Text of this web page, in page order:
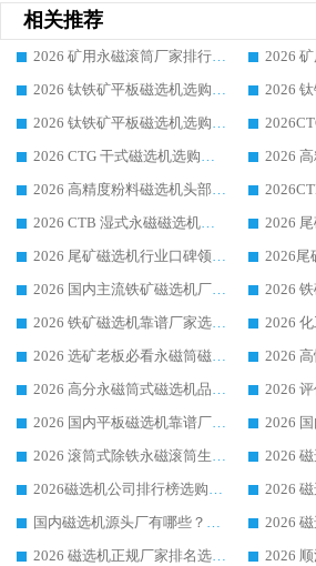
相关推荐
2026 矿用永磁滚筒厂家排行榜选购干货指南 行业口碑标杆华体会手机网页版-华体会(中国) 实力出众
2026 钛铁矿平板磁选机选购全攻略 市场公认优质品牌厂家实力排行榜
2026 钛铁矿平板磁选机选购指南 行业口碑优选品牌生产企业实力排行榜
2026 CTG 干式磁选机选购指南|行业口碑靠谱生产厂家领域强者推荐
2026 高精度粉料磁选机头部厂家选购指南 行业口碑靠谱品牌推荐 领域强者华体会手机网页版-华体会(中国) 解析
2026 CTB 湿式永磁磁选机选购指南|行业口碑良好品牌推荐，领域强者华体会手机网页版-华体会(中国)
2026 尾矿磁选机行业口碑领域强者，源头直供国内主流厂家华体会手机网页版-华体会(中国) 一站式服务
2026 国内主流铁矿磁选机厂家选购指南|行业口碑好品牌推荐，领域强者华体会手机网页版-华体会(中国)
2026 铁矿磁选机靠谱厂家选购指南，领域强者华体会手机网页版-华体会(中国) 铁矿磁选机性价比高
2026 选矿老板必看永磁筒磁选机推荐 行业头部品牌口碑设备选购全攻略
2026 高分永磁筒式磁选机品牌推荐 选矿设备强者对比测评采购避坑全攻略
2026 国内平板磁选机靠谱厂家排名 行业实测口碑设备按需选购全指南
2026 滚筒式除铁永磁滚筒生产厂家推荐排名|行业口碑选购指南，领域强者源头厂商精选
2026磁选机公司排行榜选购指南|正规源头厂家推荐，领域强者高性价比靠谱信赖品牌
国内磁选机源头厂有哪些？2026 综合实力排名与采购避坑技巧
2026 磁选机正规厂家排名选购指南|行业口碑信赖品牌推荐性价比高靠谱磁电企业